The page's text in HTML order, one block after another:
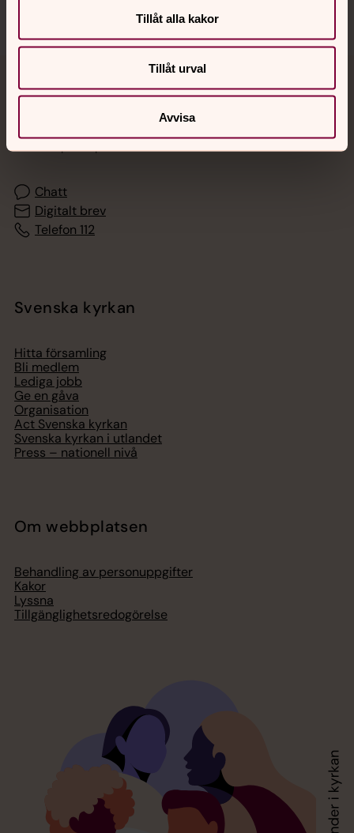
Tillåt alla kakor
Tillåt urval
Avvisa
Jourhavande präst
Akut samtals- och krisstöd. Prata eller chatta anonymt
Chatt
Digitalt brev
Telefon 112
Svenska kyrkan
Hitta församling
Bli medlem
Lediga jobb
Ge en gåva
Organisation
Act Svenska kyrkan
Svenska kyrkan i utlandet
Press – nationell nivå
Om webbplatsen
Behandling av personuppgifter
Kakor
Lyssna
Tillgänglighetsredogörelse